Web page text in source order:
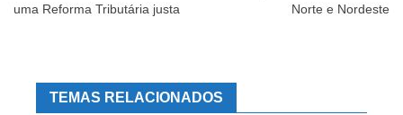
uma Reforma Tributária justa
Norte e Nordeste
TEMAS RELACIONADOS